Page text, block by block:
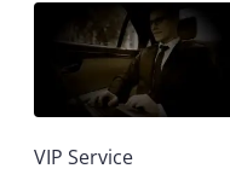
VIP Service